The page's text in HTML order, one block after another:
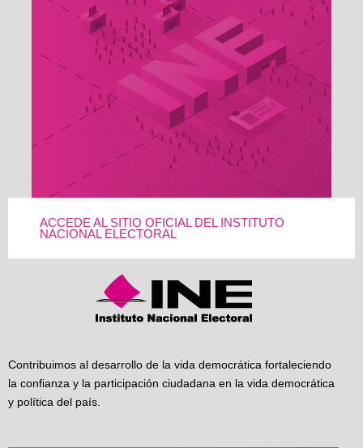
ACCEDE AL SITIO OFICIAL DEL INSTITUTO
NACIONAL ELECTORAL
Contribuimos al desarrollo de la vida democrática fortaleciendo
la confianza y la participación ciudadana en la vida democrática
y política del país.